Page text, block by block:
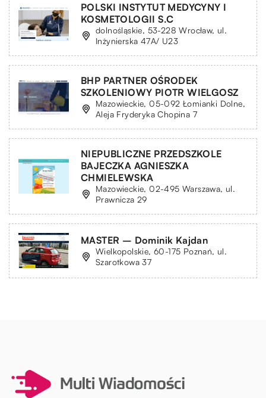
POLSKI INSTYTUT MEDYCYNY I
KOSMETOLOGII S.C
dolnośląskie, 53-228 Wrocław, ul.
Inżynierska 47A/ U23
BHP PARTNER OŚRODEK
SZKOLENIOWY PIOTR WIELGOSZ
Mazowieckie, 05-092 Łomianki Dolne,
Aleja Fryderyka Chopina 7
NIEPUBLICZNE PRZEDSZKOLE
BAJECZKA AGNIESZKA
CHMIELEWSKA
Mazowieckie, 02-495 Warszawa, ul.
Prawnicza 29
MASTER – Dominik Kajdan
Wielkopolskie, 60-175 Poznań, ul.
Szarotkowa 37